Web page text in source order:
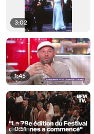
3:02
1:45
0:51